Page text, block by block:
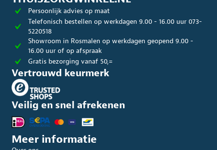
Persoonlijk advies op maat
Telefonisch bestellen op werkdagen 9.00 - 16.00 uur 073-
5220518
Showroom in Rosmalen op werkdagen geopend 9.00 -
16.00 uur of op afspraak
Gratis bezorging vanaf 50,=
Vertrouwd keurmerk
Veilig en snel afrekenen
Meer informatie